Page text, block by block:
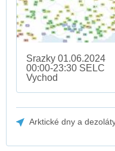
Srazky 01.06.2024
00:00-23:30 SELC
Vychod
Arktické dny a